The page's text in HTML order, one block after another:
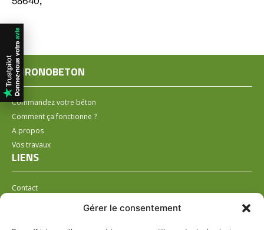
Gérer le consentement
CHRONOBETON
Commandez votre béton
Comment ça fonctionne ?
A propos
Vos travaux
LIENS
Contact